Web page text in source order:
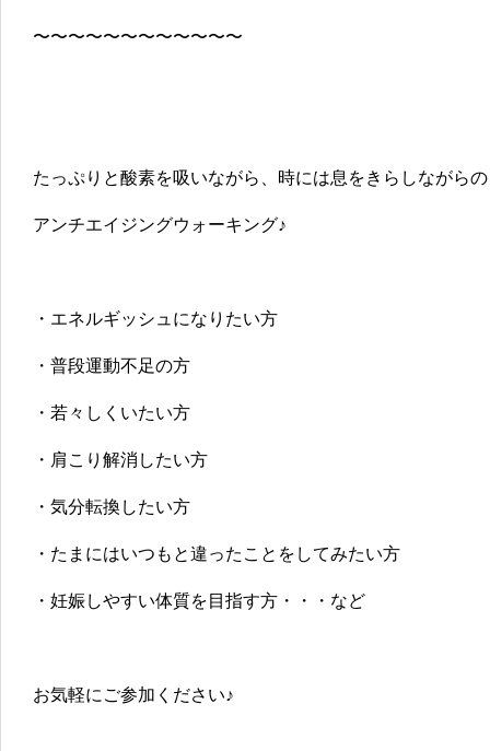
〜〜〜〜〜〜〜〜〜〜〜〜
たっぷりと酸素を吸いながら、時には息をきらしながらの
アンチエイジングウォーキング♪
・エネルギッシュになりたい方
・普段運動不足の方
・若々しくいたい方
・肩こり解消したい方
・気分転換したい方
・たまにはいつもと違ったことをしてみたい方
・妊娠しやすい体質を目指す方・・・など
お気軽にご参加ください♪